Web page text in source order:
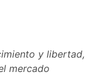
y libertad,
mercado